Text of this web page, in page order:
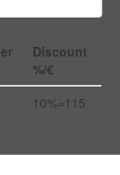
Discount
%/€
10%=115